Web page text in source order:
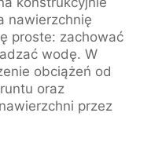
nawierzchnię
proste: zachować
wodę. W
obciążeń od
oraz
przez